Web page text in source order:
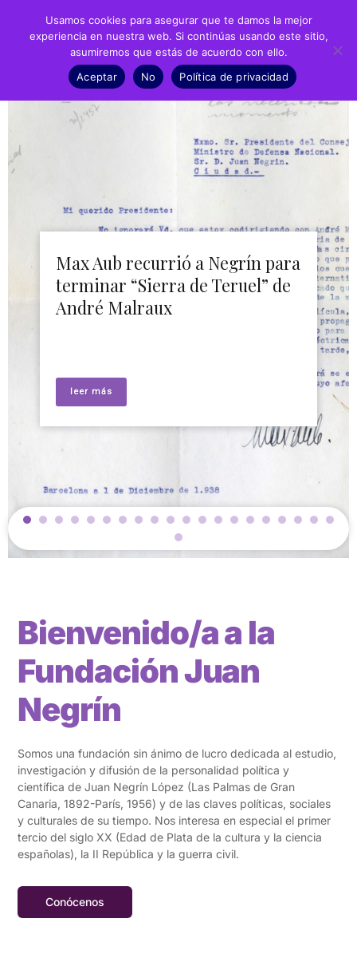
Max Aub recurrió a Negrín para
terminar “Sierra de Teruel” de
André Malraux
leer más
Bienvenido/a a la
Fundación Juan
Negrín
Somos una fundación sin ánimo de lucro dedicada al estudio,
investigación y difusión de la personalidad política y
científica de Juan Negrín López (Las Palmas de Gran
Canaria, 1892-París, 1956) y de las claves políticas, sociales
y culturales de su tiempo. Nos interesa en especial el primer
tercio del siglo XX (Edad de Plata de la cultura y la ciencia
españolas), la II República y la guerra civil.
Conócenos
Usamos cookies para asegurar que te damos la mejor
experiencia en nuestra web. Si continúas usando este sitio,
asumiremos que estás de acuerdo con ello.
Aceptar
No Política de privacidad
Fundación
Recursos
Material didáctico